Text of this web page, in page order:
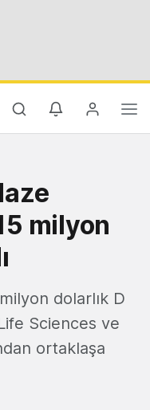
milyon
dolarlık D
Sciences ve
ortaklaşa